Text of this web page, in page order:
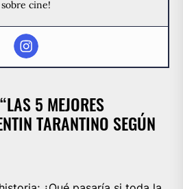
sobre cine!
LAS 5 MEJORES
TARANTINO SEGÚN